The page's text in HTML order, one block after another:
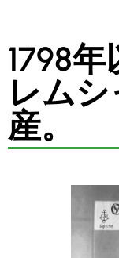
1798
レム
産。